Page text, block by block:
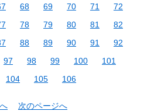
68 69 70 71
72
78 79 80 81
82
88 89 90 91
92
97 98 99 100
101
104 105 106
次のページへ